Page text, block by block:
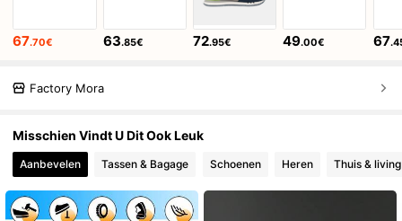
67.70€ 63.85€ 72.95€ 49.00€ 67
Factory Mora
Misschien Vindt U Dit Ook Leuk
Aanbevelen Tassen & Bagage Schoenen Heren Thuis & living